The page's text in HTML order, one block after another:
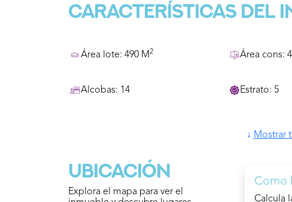
Características del
Área lote: 490 M2 Área cons:
Alcobas: 14 Estrato: 5
Bodega
Terraza
↓ Mostrar
Ubicación
Explora el mapa para ver el
Como
Calcula